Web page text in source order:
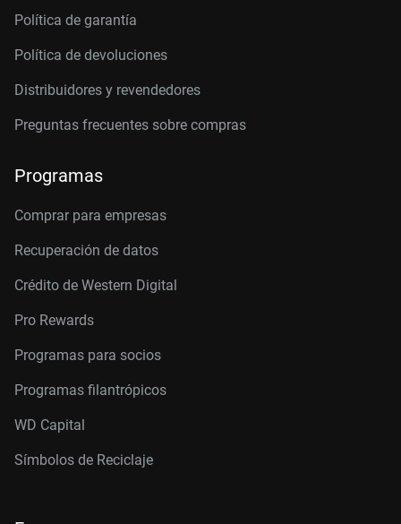
Política de garantía
Política de devoluciones
Distribuidores y revendedores
Preguntas frecuentes sobre compras
Programas
Comprar para empresas
Recuperación de datos
Crédito de Western Digital
Pro Rewards
Programas para socios
Programas filantrópicos
WD Capital
Símbolos de Reciclaje